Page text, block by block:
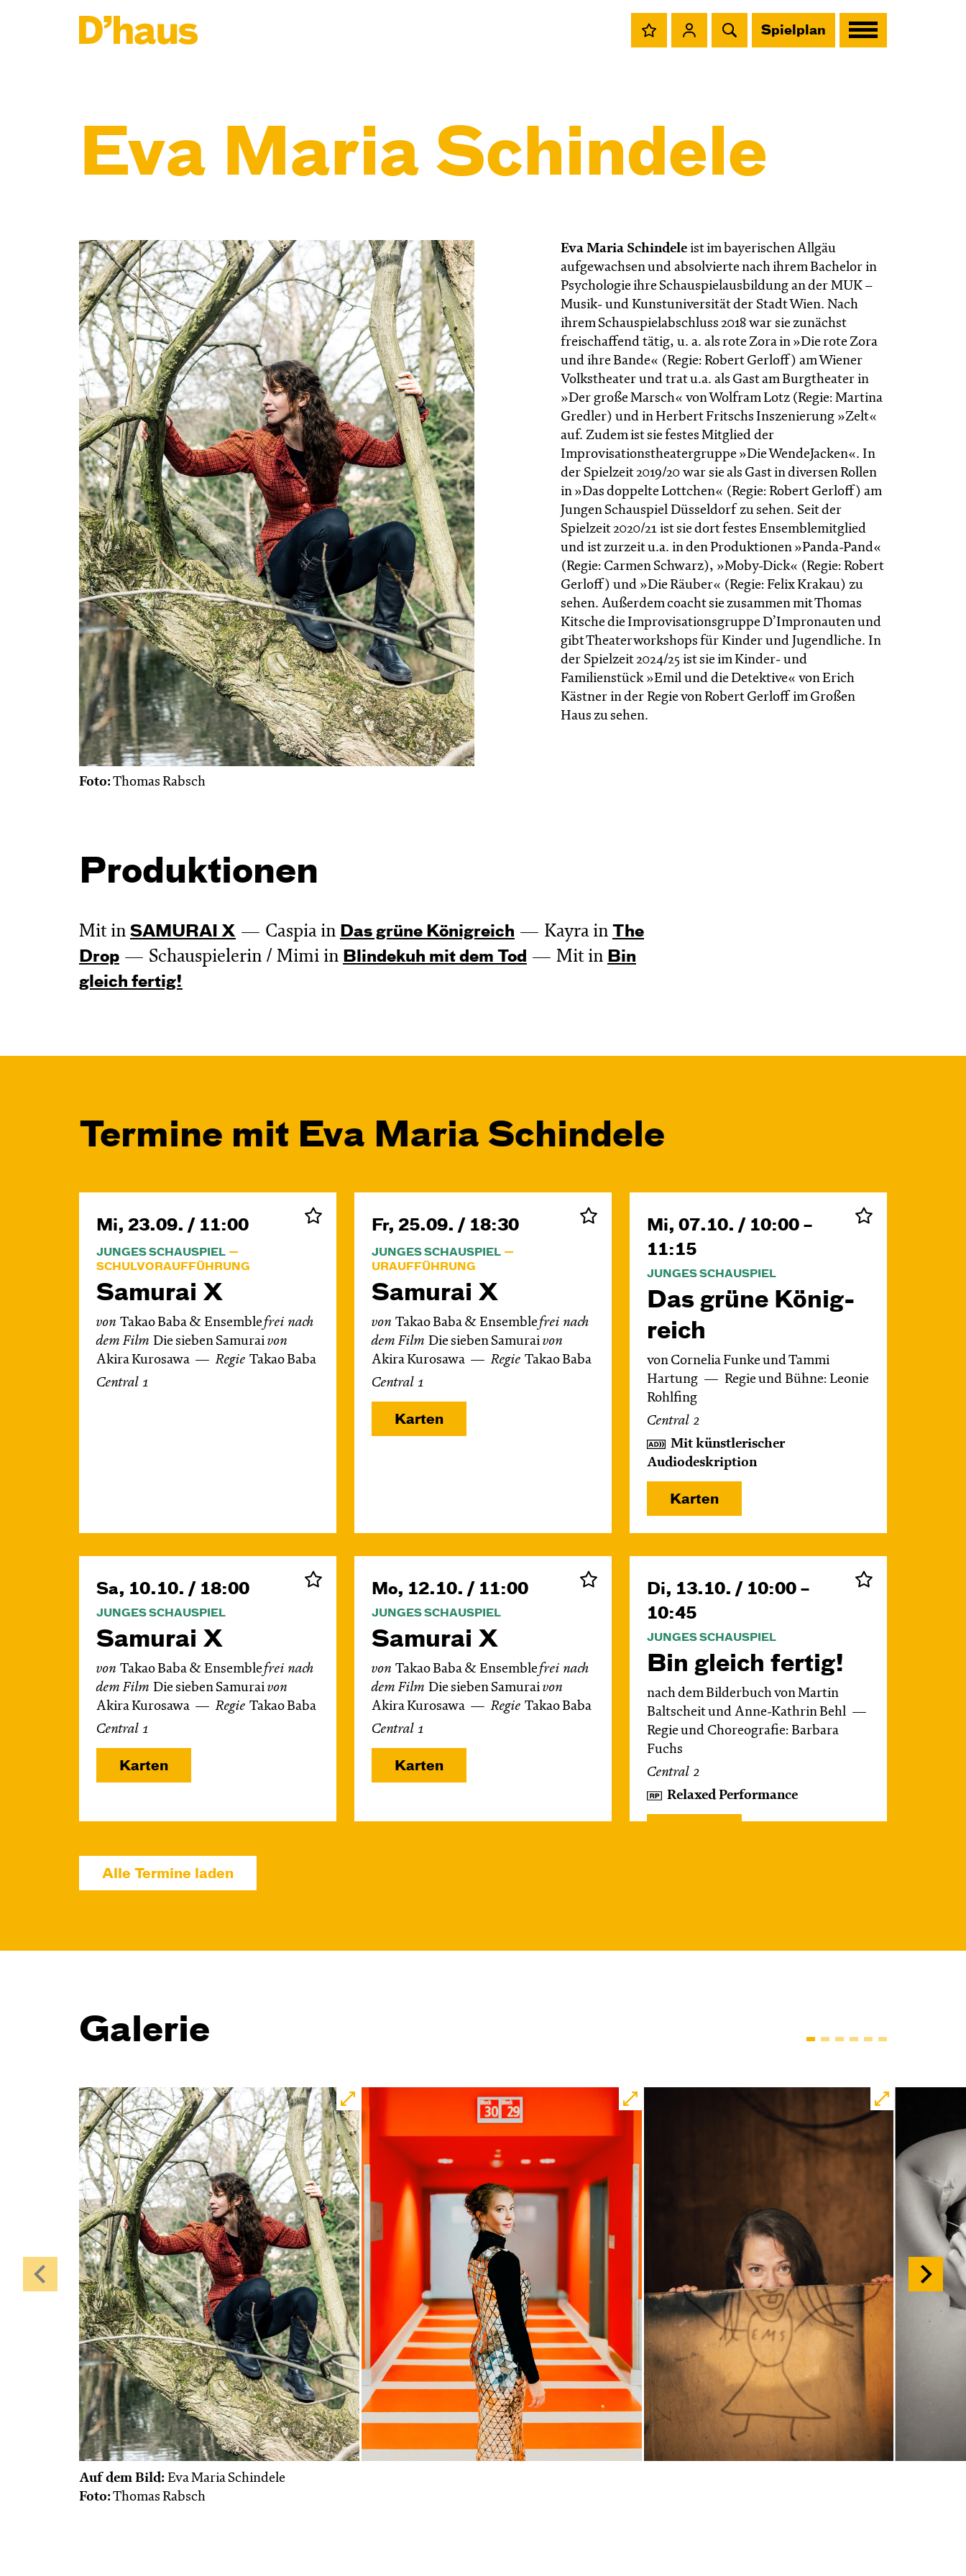
Spielplan
Eva Maria Schindele
Foto:Thomas Rabsch
Eva Maria Schindele ist im bayerischen Allgäu
aufgewachsen und absolvierte nach ihrem Bachelor in
Psychologie ihre Schauspielausbildung an der MUK –
Musik- und Kunstuniversität der Stadt Wien. Nach
ihrem Schauspielabschluss 2018 war sie zunächst
freischaffend tätig, u. a. als rote Zora in »Die rote Zora
und ihre Bande« (Regie: Robert Gerloff) am Wiener
Volkstheater und trat u.a. als Gast am Burgtheater in
»Der große Marsch« von Wolfram Lotz (Regie: Martina
Gredler) und in Herbert Fritschs Inszenierung »Zelt«
auf. Zudem ist sie festes Mitglied der
Improvisationstheatergruppe »Die WendeJacken«. In
der Spielzeit 2019/20 war sie als Gast in diversen Rollen
in »Das doppelte Lottchen« (Regie: Robert Gerloff) am
Jungen Schauspiel Düsseldorf zu sehen. Seit der
Spielzeit 2020/21 ist sie dort festes Ensemblemitglied
und ist zurzeit u.a. in den Produktionen »Panda-Pand«
(Regie: Carmen Schwarz), »Moby-Dick« (Regie: Robert
Gerloff) und »Die Räuber« (Regie: Felix Krakau) zu
sehen. Außerdem coacht sie zusammen mit Thomas
Kitsche die Improvisationsgruppe D’Impronauten und
gibt Theaterworkshops für Kinder und Jugendliche. In
der Spielzeit 2024/25 ist sie im Kinder- und
Familienstück »Emil und die Detektive« von Erich
Kästner in der Regie von Robert Gerloff im Großen
Haus zu sehen.
Produktionen
Mit in SAMURAI X Caspia in Das grüne König­reich Kayra in
The
Drop
Schauspielerin / Mimi in Blinde­kuh mit dem Tod Mit in Bin
gleich fertig!
Termine mit Eva Maria Schindele
Mi, 23.09. / 11:00
JUNGES SCHAUSPIEL
SCHULVORAUFFÜHRUNG
Samurai X
von Takao Baba & Ensemblefrei nach
dem Film Die sieben Samurai von
Akira Kurosawa
Regie Takao Baba
Central 1
Fr, 25.09. / 18:30
JUNGES SCHAUSPIEL
URAUFFÜHRUNG
Samurai X
von Takao Baba & Ensemblefrei nach
dem Film Die sieben Samurai von
Akira Kurosawa
Regie Takao Baba
Central 1
Karten
Mi, 07.10. / 10:00 –
11:15
JUNGES SCHAUSPIEL
Das grüne König­
reich
von Cornelia Funke und Tammi
Hartung
Regie und Bühne: Leonie
Rohlfing
Central 2
Mit künstlerischer
Audiodeskription
Karten
Sa, 10.10. / 18:00
JUNGES SCHAUSPIEL
Samurai X
von Takao Baba & Ensemblefrei nach
dem Film Die sieben Samurai von
Akira Kurosawa
Regie Takao Baba
Central 1
Karten
Mo, 12.10. / 11:00
JUNGES SCHAUSPIEL
Samurai X
von Takao Baba & Ensemblefrei nach
dem Film Die sieben Samurai von
Akira Kurosawa
Regie Takao Baba
Central 1
Karten
Di, 13.10. / 10:00 –
10:45
JUNGES SCHAUSPIEL
Bin gleich fertig!
nach dem Bilderbuch von Martin
Baltscheit und Anne-Kathrin Behl
Regie und Choreografie: Barbara
Fuchs
Central 2
Relaxed Performance
10:45
nach dem Bilderbuch von Martin
Baltscheit und Anne-Kathrin Behl
Central 2
Relaxed Performance
Karten
10:45
Relaxed Performance
Karten
10:45
Baltscheit und Anne-Kathrin Behl
Relaxed Performance
Fr, 30.10. / 19:00
JUNGES SCHAUSPIEL
Samurai X
vonTakao Baba & Ensemble frei nach
dem FilmDie sieben Samuraivon
Akira Kurosawa
RegieTakao Baba
Central 1
Karten
Di, 03.11. / 11:00
JUNGES SCHAUSPIEL
Samurai X
vonTakao Baba & Ensemblefrei nach
dem FilmDie sieben Samurai
Akira Kurosawa
RegieTakao Baba
Central 1
So, 15.11. / 18:00
JUNGES SCHAUSPIEL
Samurai X
von Takao Baba & Ensemble frei nach
dem FilmDie sieben Samurai
Akira Kurosawa
Regie
Takao Baba
Central 1
Karten
Alle Termine laden
Galerie
Auf dem Bild: Eva Maria Schindele
Foto:Thomas Rabsch